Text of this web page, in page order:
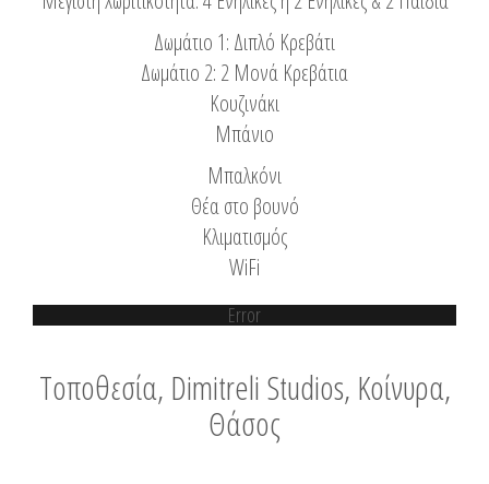
Δωμάτιο 1: Διπλό Κρεβάτι
Δωμάτιο 2: 2 Μονά Κρεβάτια
Κουζινάκι
Μπάνιο
Μπαλκόνι
Θέα στο βουνό
Κλιματισμός
WiFi
Error
Τοποθεσία, Dimitreli Studios, Κοίνυρα,
Θάσος